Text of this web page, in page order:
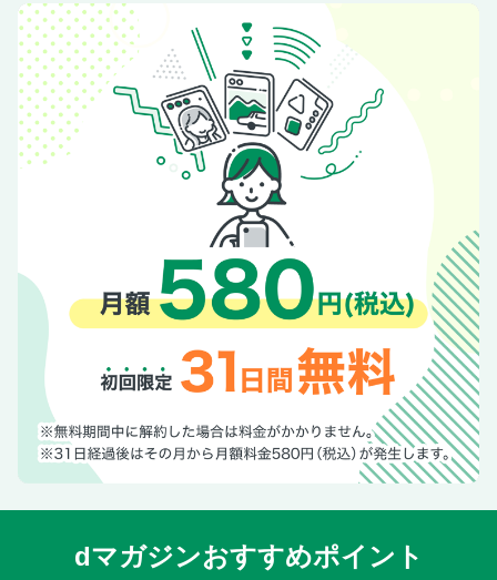
手］
アマチュア野球情報最前線
韓国プロ野球WEEKLY REPORT
“唯一無二の独立球団”を目指す挑戦 町田祐樹監督［HBL富良
野ブルーリッジ］
デーブ大久保の「さあ、話しましょう！」
小笠原道大「フルスイング主義」
伊原春樹「野球の真髄」
次号予告
週刊ベースボール4000号カウントダウン特別企画〈2〉 プロ
野球最強チーム列伝
週ベ4000号記念トークショー 江川卓×掛布雅之
ドジャースが4年連続地区優勝 WS連覇へ最初の関門クリア
MLB FLASH 山本由伸［ドジャース］
綱島理友のプロ野球ユニフォーム物語
dマガジンおすすめポイント